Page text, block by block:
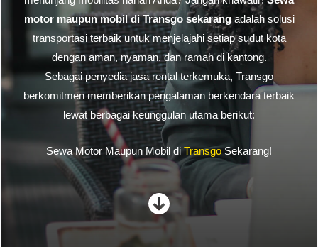
motor maupun mobil di Transgo sekarangadalah solusi
transportasi terbaik untuk menjelajahi setiap sudut kota
dengan aman, nyaman, dan ramah di kantong.
Sebagai penyedia jasa rental terkemuka, Transgo
berkomitmen memberikan pengalaman berkendara terbaik
lewat berbagai keunggulan utama berikut:
Sewa Motor Maupun Mobil diTransgoSekarang!